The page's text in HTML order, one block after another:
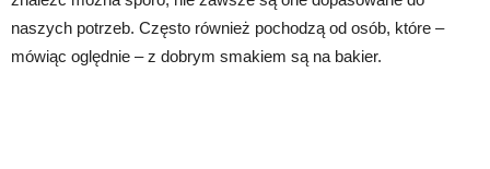
naszych potrzeb. Często również pochodzą od osób, które –
mówiąc oględnie – z dobrym smakiem są na bakier.